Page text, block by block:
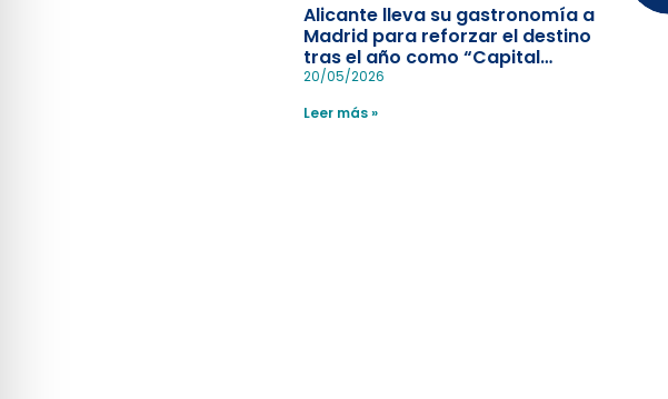
Alicante lleva su gastronomía a
Madrid para reforzar el destino
tras el año como “Capital
Española”
20/05/2026
Leer más »